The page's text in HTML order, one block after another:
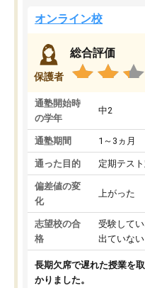
オンライン校
保護者
総合評価
通塾開始時
の学年
中2
通塾期間 1～3ヵ月
通った目的 定期テス
偏差値の変
化
上がった
志望校の合
格
受験して
出ていない
長期欠席で遅れた授業を
かりました。